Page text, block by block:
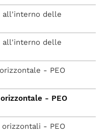
all'interno delle
all'interno delle
- PEO
- PEO
- PEO